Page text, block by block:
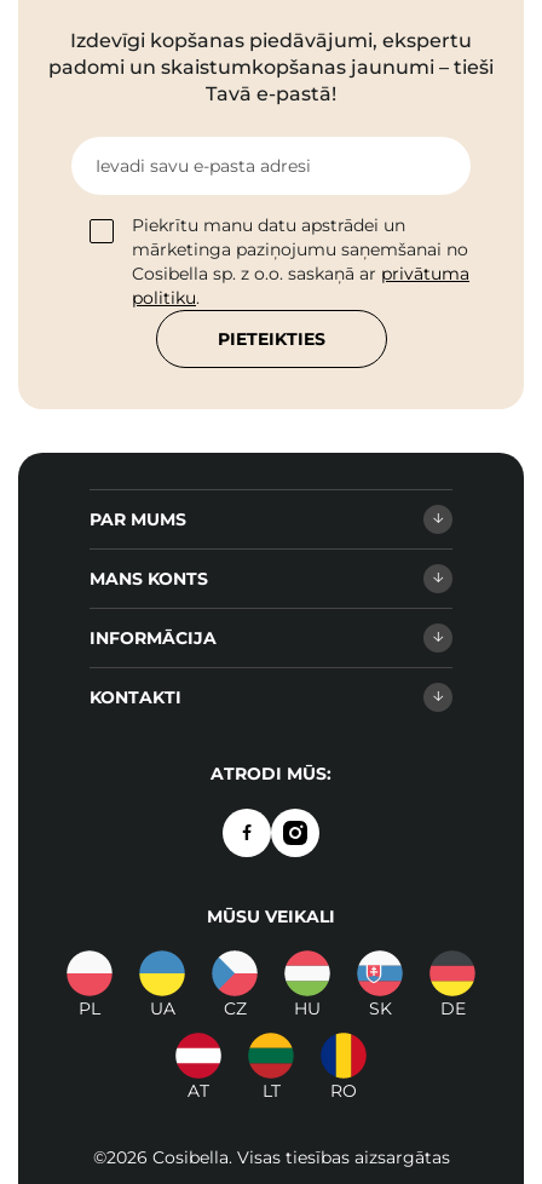
Izdevīgi kopšanas piedāvājumi, ekspertu
padomi un skaistumkopšanas jaunumi – tieši
Tavā e-pastā!
Ievadi savu e-pasta adresi
Piekrītu manu datu apstrādei un
mārketinga paziņojumu saņemšanai no
Cosibella sp. z o.o. saskaņā ar privātuma
politiku.
PIETEIKTIES
PAR MUMS
MANS KONTS
INFORMĀCIJA
KONTAKTI
ATRODI MŪS:
MŪSU VEIKALI
PL UA CZ HU SK DE
AT LT RO
©2026 Cosibella. Visas tiesības aizsargātas